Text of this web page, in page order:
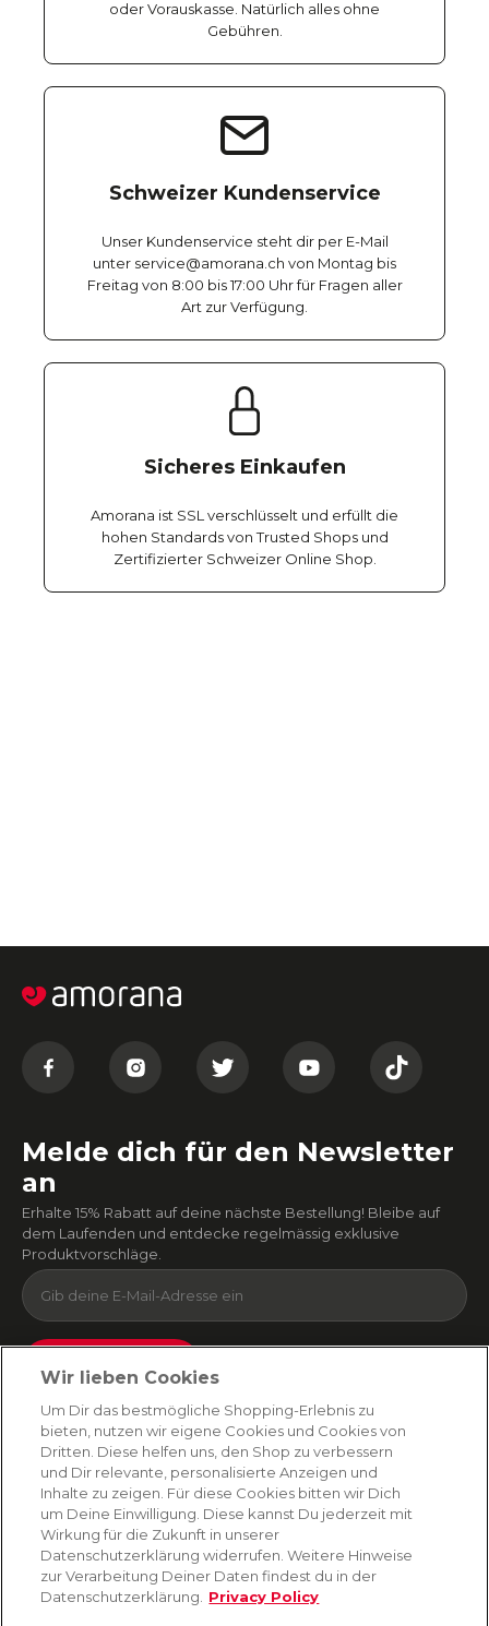
oder Vorauskasse. Natürlich alles ohne
Gebühren.
Schweizer Kundenservice
Unser Kundenservice steht dir per E-Mail
unter service@amorana.ch von Montag bis
Freitag von 8:00 bis 17:00 Uhr für Fragen aller
Art zur Verfügung.
Sicheres Einkaufen
Amorana ist SSL verschlüsselt und erfüllt die
hohen Standards von Trusted Shops und
Zertifizierter Schweizer Online Shop.
Melde dich für den Newsletter
an
Erhalte 15% Rabatt auf deine nächste Bestellung! Bleibe auf
dem Laufenden und entdecke regelmässig exklusive
Produktvorschläge.
Absenden
Du kannst dich jederzeit von unserem Newsletter abmelden. Indem du fortfährst, stimmst
du unseren E-Mail-Bedingungenund Datenschutzbestimmungen zu
AMORANA
MARKEN
Wir lieben Cookies
Um Dir das bestmögliche Shopping-Erlebnis zu
bieten, nutzen wir eigene Cookies und Cookies von
Dritten. Diese helfen uns, den Shop zu verbessern
und Dir relevante, personalisierte Anzeigen und
Inhalte zu zeigen. Für diese Cookies bitten wir Dich
um Deine Einwilligung. Diese kannst Du jederzeit mit
Wirkung für die Zukunft in unserer
Datenschutzerklärung widerrufen. Weitere Hinweise
zur Verarbeitung Deiner Daten findest du in der
Datenschutzerklärung.
Privacy Policy